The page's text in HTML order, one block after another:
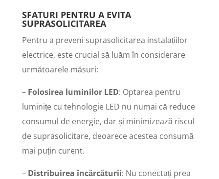
SFATURI PENTRU A EVITA
SUPRASOLICITAREA
Pentru a preveni suprasolicitarea instalațiilor
electrice, este crucial să luăm în considerare
următoarele măsuri:
– Folosirea luminilor LED: Optarea pentru
luminițe cu tehnologie LED nu numai că reduce
consumul de energie, dar și minimizează riscul
de suprasolicitare, deoarece acestea consumă
mai puțin curent.
– Distribuirea încărcăturii: Nu conectați prea